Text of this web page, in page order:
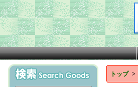
トップ >